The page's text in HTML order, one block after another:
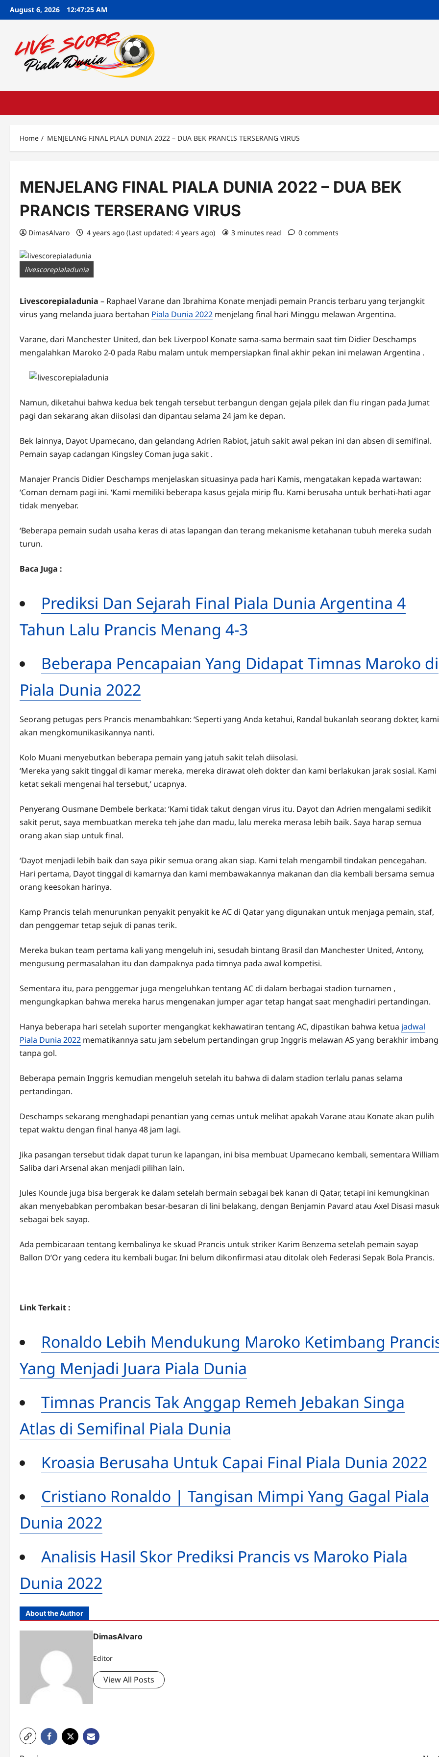
SkipAugust 6, 2026 12:47:26 AM
Home MENJELANG FINAL PIALA DUNIA 2022 – DUA BEK PRANCIS TERSERANG VIRUS
MENJELANG FINAL PIALA DUNIA 2022 – DUA BEK
PRANCIS TERSERANG VIRUS
DimasAlvaro 4 years ago (Last updated: 4 years ago) 3 minutes read 0 comments
livescorepialadunia
Livescorepialadunia – Raphael Varane dan Ibrahima Konate menjadi pemain Prancis terbaru yang terjangkit
virus yang melanda juara bertahan Piala Dunia 2022 menjelang final hari Minggu melawan Argentina.
Varane, dari Manchester United, dan bek Liverpool Konate sama-sama bermain saat tim Didier Deschamps
mengalahkan Maroko 2-0 pada Rabu malam untuk mempersiapkan final akhir pekan ini melawan Argentina .
Namun, diketahui bahwa kedua bek tengah tersebut terbangun dengan gejala pilek dan flu ringan pada Jumat
pagi dan sekarang akan diisolasi dan dipantau selama 24 jam ke depan.
Bek lainnya, Dayot Upamecano, dan gelandang Adrien Rabiot, jatuh sakit awal pekan ini dan absen di semifinal.
Pemain sayap cadangan Kingsley Coman juga sakit .
Manajer Prancis Didier Deschamps menjelaskan situasinya pada hari Kamis, mengatakan kepada wartawan:
‘Coman demam pagi ini. ‘Kami memiliki beberapa kasus gejala mirip flu. Kami berusaha untuk berhati-hati agar
tidak menyebar.
‘Beberapa pemain sudah usaha keras di atas lapangan dan terang mekanisme ketahanan tubuh mereka sudah
turun.
Baca Juga :
Prediksi Dan Sejarah Final Piala Dunia Argentina 4
Tahun Lalu Prancis Menang 4-3
Beberapa Pencapaian Yang Didapat Timnas Maroko di
Piala Dunia 2022
Seorang petugas pers Prancis menambahkan: ‘Seperti yang Anda ketahui, Randal bukanlah seorang dokter, kami
akan mengkomunikasikannya nanti.
Kolo Muani menyebutkan beberapa pemain yang jatuh sakit telah diisolasi.
‘Mereka yang sakit tinggal di kamar mereka, mereka dirawat oleh dokter dan kami berlakukan jarak sosial. Kami
ketat sekali mengenai hal tersebut,’ ucapnya.
Penyerang Ousmane Dembele berkata: ‘Kami tidak takut dengan virus itu. Dayot dan Adrien mengalami sedikit
sakit perut, saya membuatkan mereka teh jahe dan madu, lalu mereka merasa lebih baik. Saya harap semua
orang akan siap untuk final.
‘Dayot menjadi lebih baik dan saya pikir semua orang akan siap. Kami telah mengambil tindakan pencegahan.
Hari pertama, Dayot tinggal di kamarnya dan kami membawakannya makanan dan dia kembali bersama semua
orang keesokan harinya.
Kamp Prancis telah menurunkan penyakit penyakit ke AC di Qatar yang digunakan untuk menjaga pemain, staf,
dan penggemar tetap sejuk di panas terik.
Mereka bukan team pertama kali yang mengeluh ini, sesudah bintang Brasil dan Manchester United, Antony,
mengusung permasalahan itu dan dampaknya pada timnya pada awal kompetisi.
Sementara itu, para penggemar juga mengeluhkan tentang AC di dalam berbagai stadion turnamen ,
mengungkapkan bahwa mereka harus mengenakan jumper agar tetap hangat saat menghadiri pertandingan.
Hanya beberapa hari setelah suporter mengangkat kekhawatiran tentang AC, dipastikan bahwa ketua jadwal
Piala Dunia 2022 mematikannya satu jam sebelum pertandingan grup Inggris melawan AS yang berakhir imbang
tanpa gol.
Beberapa pemain Inggris kemudian mengeluh setelah itu bahwa di dalam stadion terlalu panas selama
pertandingan.
Deschamps sekarang menghadapi penantian yang cemas untuk melihat apakah Varane atau Konate akan pulih
tepat waktu dengan final hanya 48 jam lagi.
Jika pasangan tersebut tidak dapat turun ke lapangan, ini bisa membuat Upamecano kembali, sementara William
Saliba dari Arsenal akan menjadi pilihan lain.
Jules Kounde juga bisa bergerak ke dalam setelah bermain sebagai bek kanan di Qatar, tetapi ini kemungkinan
akan menyebabkan perombakan besar-besaran di lini belakang, dengan Benjamin Pavard atau Axel Disasi
sebagai bek sayap.
Ada pembicaraan tentang kembalinya ke skuad Prancis untuk striker Karim Benzema setelah pemain sayap
Ballon D’Or yang cedera itu kembali bugar. Ini belum dikonfirmasi atau ditolak oleh Federasi Sepak Bola Prancis.
Link Terkait :
Ronaldo Lebih Mendukung Maroko Ketimbang
Yang Menjadi Juara Piala Dunia
Timnas Prancis Tak Anggap Remeh Jebakan Singa
Atlas di Semifinal Piala Dunia
Kroasia Berusaha Untuk Capai Final Piala Dunia 2022
Cristiano Ronaldo | Tangisan Mimpi Yang Gagal Piala
Dunia 2022
Analisis Hasil Skor Prediksi Prancis vs Maroko Piala
Dunia 2022
About the Author
DimasAlvaro
Editor
View All Posts